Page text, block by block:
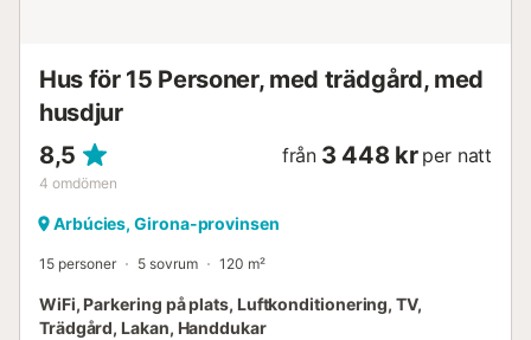
Hus för 15 Personer, med trädgård, med
husdjur
8,5
4 omdömen
från 3 448 kr per natt
Arbúcies, Girona-provinsen
15 personer 5 sovrum 120 m²
WiFi, Parkering på plats, Luftkonditionering, TV,
Trädgård, Lakan, Handdukar